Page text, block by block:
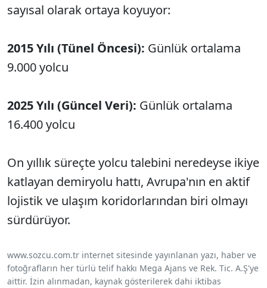
sayısal olarak ortaya koyuyor:
2015 Yılı (Tünel Öncesi): Günlük ortalama
9.000 yolcu
2025 Yılı (Güncel Veri): Günlük ortalama
16.400 yolcu
On yıllık süreçte yolcu talebini neredeyse ikiye
katlayan demiryolu hattı, Avrupa'nın en aktif
lojistik ve ulaşım koridorlarından biri olmayı
sürdürüyor.
www.sozcu.com.tr internet sitesinde yayınlanan yazı, haber ve
fotoğrafların her türlü telif hakkı Mega Ajans ve Rek. Tic. A.Ş'ye
aittir. İzin alınmadan, kaynak gösterilerek dahi iktibas